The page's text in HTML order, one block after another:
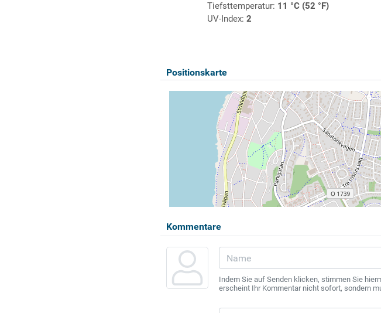
Tiefsttemperatur: 11 °C (52 °F)
UV-Index: 2
Positionskarte
Kommentare
Indem Sie auf Senden klicken, stimmen Sie
erscheint Ihr Kommentar nicht sofort, sondern